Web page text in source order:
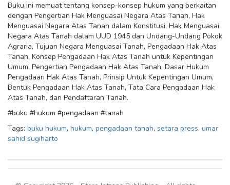
Buku ini memuat tentang konsep-konsep hukum yang berkaitan
dengan Pengertian Hak Menguasai Negara Atas Tanah, Hak
Menguasai Negara Atas Tanah dalam Konstitusi, Hak Menguasai
Negara Atas Tanah dalam UUD 1945 dan Undang-Undang Pokok
Agraria, Tujuan Negara Menguasai Tanah, Pengadaan Hak Atas
Tanah, Konsep Pengadaan Hak Atas Tanah untuk Kepentingan
Umum, Pengertian Pengadaan Hak Atas Tanah, Dasar Hukum
Pengadaan Hak Atas Tanah, Prinsip Untuk Kepentingan Umum,
Bentuk Pengadaan Hak Atas Tanah, Tata Cara Pengadaan Hak
Atas Tanah, dan Pendaftaran Tanah.
#buku #hukum #pengadaan #tanah
Tags: buku hukum, hukum, pengadaan tanah, setara press, umar
sahid sugiharto